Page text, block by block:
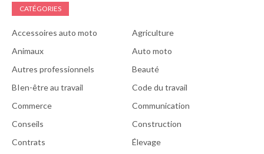
CATÉGORIES
Accessoires auto moto
Agriculture
Animaux
Auto moto
Autres professionnels
Beauté
BIen-être au travail
Code du travail
Commerce
Communication
Conseils
Construction
Contrats
Élevage